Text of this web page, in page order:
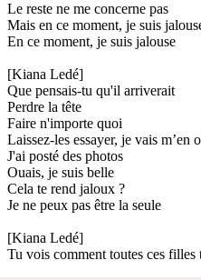
Le reste ne me concerne pas
Mais en ce moment, je suis
En ce moment, je suis jalouse
[Kiana Ledé]
Que pensais-tu qu'il arriverait
Perdre la tête
Faire n'importe quoi
Laissez-les essayer, je vais m’en
J'ai posté des photos
Ouais, je suis belle
Cela te rend jaloux ?
Je ne peux pas être la seule
[Kiana Ledé]
Tu vois comment toutes ces filles